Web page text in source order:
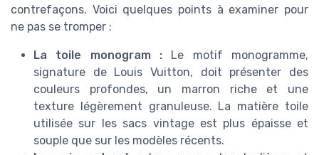
contrefaçons. Voici quelques points à examiner pour
ne pas se tromper :
La toile monogram : Le motif monogramme,
signature de Louis Vuitton, doit présenter des
couleurs profondes, un marron riche et une
texture légèrement granuleuse. La matière toile
utilisée sur les sacs vintage est plus épaisse et
souple que sur les modèles récents.